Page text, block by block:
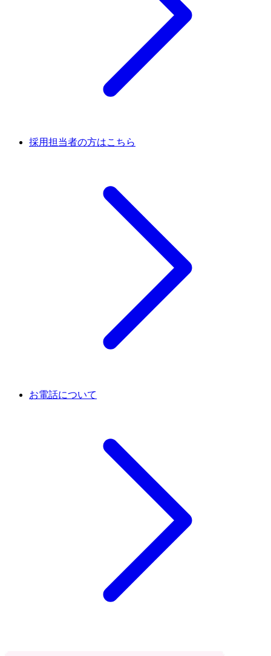
採用担当者の方はこちら
お電話について